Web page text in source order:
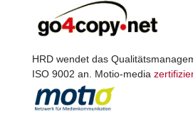
HRD wendet das
ISO 9002 an. Motio-media